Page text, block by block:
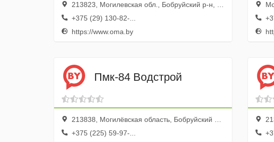
213823, Могилевская обл., Бобруйский р-н, Бобруйск г., ул. Бахарова, 307а
+375 (29) 130-82-...
https://www.oma.by
Пмк-84 Водстрой
213838, Могилёвская область, Бобруйский район, Слободковский сельсовет, посёлок Туголица
+375 (225) 59-97-...